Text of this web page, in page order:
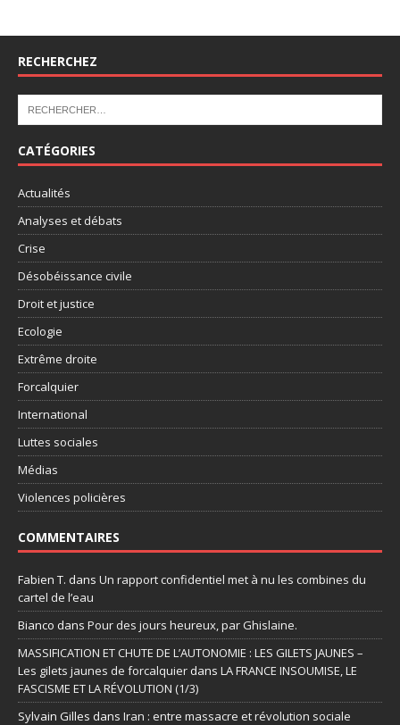
RECHERCHEZ
CATÉGORIES
Actualités
Analyses et débats
Crise
Désobéissance civile
Droit et justice
Ecologie
Extrême droite
Forcalquier
International
Luttes sociales
Médias
Violences policières
COMMENTAIRES
Fabien T. dans Un rapport confidentiel met à nu les combines du
cartel de l’eau
Bianco dans Pour des jours heureux, par Ghislaine.
MASSIFICATION ET CHUTE DE L’AUTONOMIE : LES GILETS JAUNES –
Les gilets jaunes de forcalquier dans LA FRANCE INSOUMISE, LE
FASCISME ET LA RÉVOLUTION (1/3)
Sylvain Gilles dans Iran : entre massacre et révolution sociale